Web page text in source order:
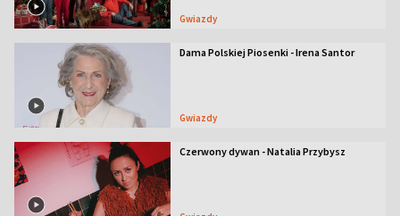
Gwiazdy
Dama Polskiej Piosenki - Irena Santor
Gwiazdy
Czerwony dywan - Natalia Przybysz